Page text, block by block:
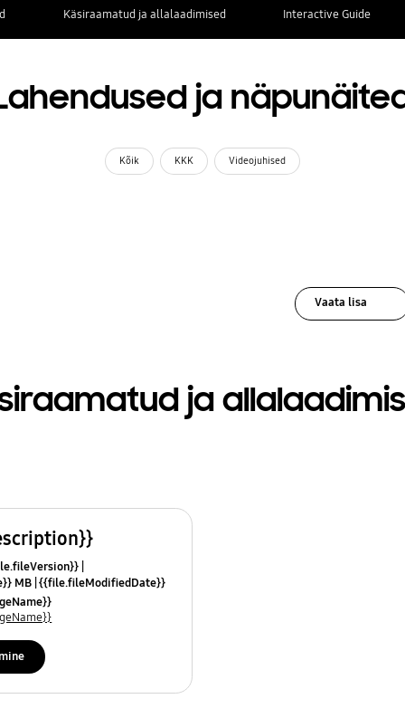
Käsiraamatud ja allalaadimised Interactive Guide
ja
Kõik KKK Videojuhised
Vaata lisa
ja
MB {{file.fileModifiedDate}}